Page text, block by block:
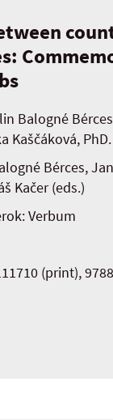
Balogné
Kaščáková, PhD.
Bérces,
Kačer (eds.)
Verbum
(print),